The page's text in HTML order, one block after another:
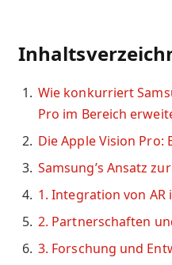
Wie konkurriert
Pro im Bereich
Die Apple Vision Pro:
Samsung’s Ansatz
1. Integration von
2. Partnerschaften
3. Forschung und